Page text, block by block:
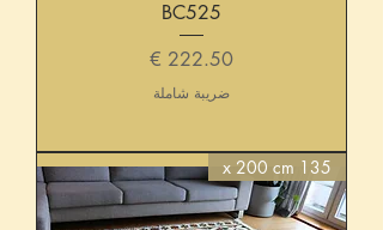
BC525
السعر
ضريبة شاملة
135 x 200 cm